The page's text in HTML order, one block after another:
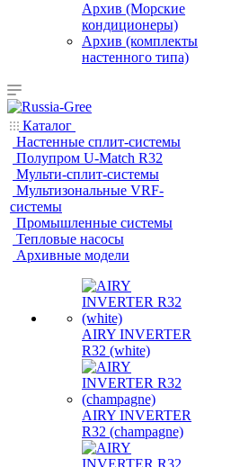
Архив (Морские
кондиционеры)
Архив (комплекты
настенного типа)
Каталог
Настенные сплит-системы
Полупром U-Match R32
Мульти-сплит-системы
Мультизональные VRF-
системы
Промышленные системы
Тепловые насосы
Архивные модели
AIRY INVERTER
R32 (white)
AIRY INVERTER
R32 (champagne)